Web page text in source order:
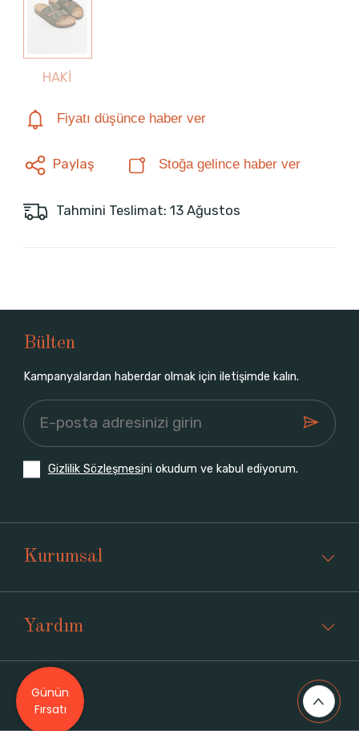
HAKİ
Fiyatı düşünce haber ver
Paylaş Stoğa gelince haber ver
Tahmini Teslimat: 13 Ağustos
Bülten
Kampanyalardan haberdar olmak için iletişimde kalın.
Gizlilik Sözleşmesini okudum ve kabul ediyorum.
Kurumsal
Yardım
Üyelik
Günün
Fırsatı